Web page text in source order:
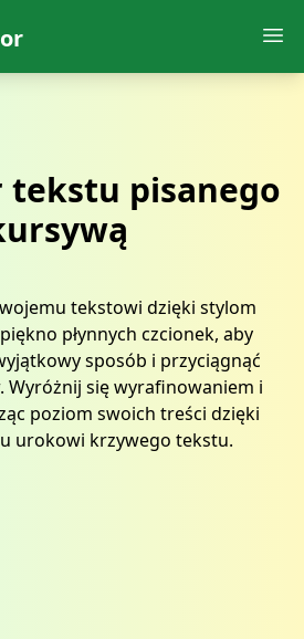
tekstu pisanego
tekstowi dzięki stylom
płynnych czcionek, aby
sposób i przyciągnąć
Wyróżnij się wyrafinowaniem i
poziom swoich treści dzięki
urokowi krzywego tekstu.